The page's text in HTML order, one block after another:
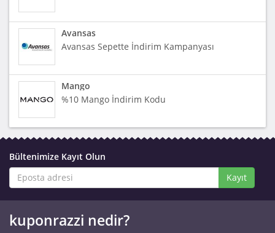
Avansas
Avansas Sepette İndirim Kampanyası
Mango
%10 Mango İndirim Kodu
Bültenimize Kayıt Olun
Kayıt
kuponrazzi nedir?